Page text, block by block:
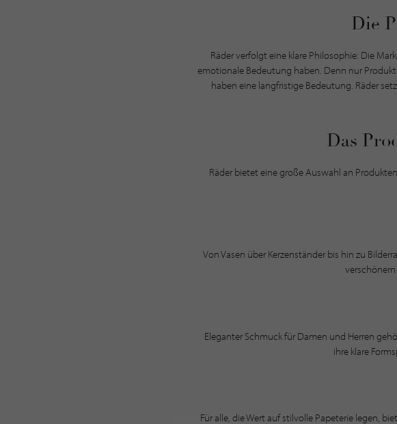
Die
Räder verfolgt eine klare Philosophie: Die
emotionale Bedeutung haben. Denn nur
haben eine langfristige Bedeutung. Räder
Das
Räder bietet eine große Auswahl an
Von Vasen über Kerzenständer bis hin zu
Eleganter Schmuck für Damen und Herren
ihre klare
Für alle, die Wert auf stilvolle Papeterie legen,